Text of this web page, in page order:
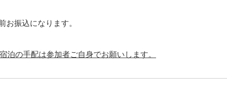
振込になります。
の手配は参加者ご自身でお願いします。